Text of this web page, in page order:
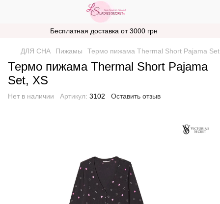
Бесплатная доставка от 3000 грн
ДЛЯ СНА Пижамы Термо пижама Thermal Short Pajama
Термо пижама Thermal Short Pajama
Set, XS
Нет в наличии Артикул: 3102 Оставить отзыв